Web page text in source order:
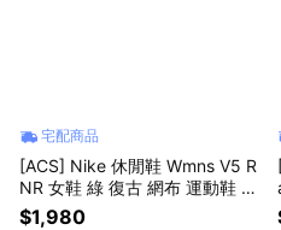
宅配商品
[ACS] Nike 休閒鞋 Wmns V5 R
NR 女鞋 綠 復古 網布 運動鞋 H
Q7901-301
$1,980